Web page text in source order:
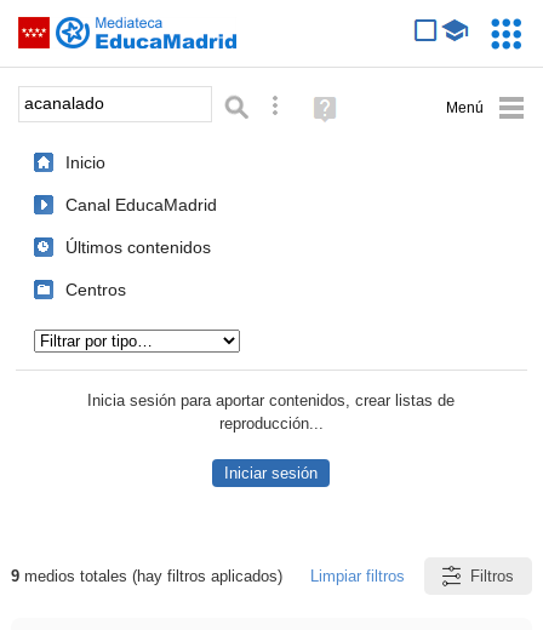
Saltar navegación
Palabra o frase: Búsqueda avanzada
Ayuda
(en
Inicio
Canal EducaMadrid
Últimos contenidos
Centros
Inicia sesión para aportar contenidos, crear listas de
reproducción...
Iniciar sesión
Resultados de: acanalado
9medios totales (hay filtros aplicados) Limpiar filtros Filtros